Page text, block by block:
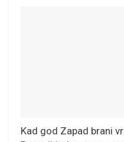
Kad god Zapad brani